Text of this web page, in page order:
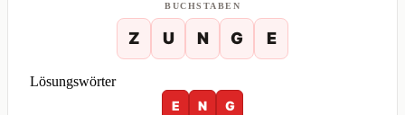
BUCHSTABEN
Z U N G E
Lösungswörter
E
N G